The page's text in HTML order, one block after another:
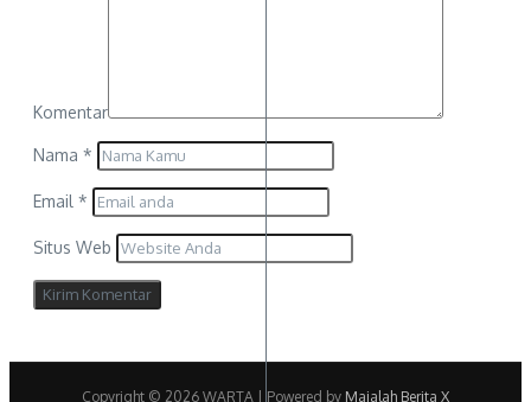
Komentar
Nama *
Email *
Situs Web
Copyright © 2026 WARTA | Powered by Majalah Berita X